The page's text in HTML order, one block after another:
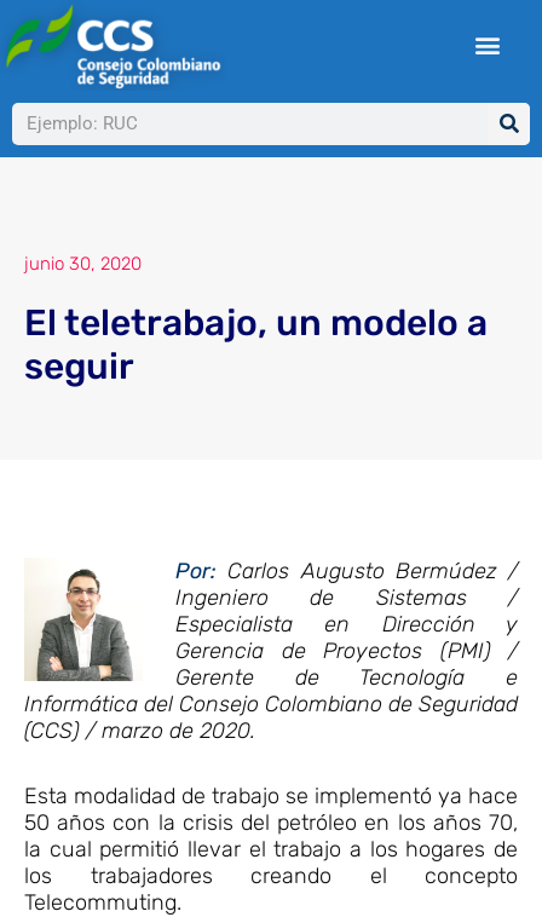
al
contenido
Buscar
junio 30, 2020
El teletrabajo, un modelo a
seguir
Por: Carlos Augusto Bermúdez /
Ingeniero de Sistemas /
Especialista en Dirección y
Gerencia de Proyectos (PMI) /
Gerente de Tecnología e
Informática del Consejo Colombiano de Seguridad
(CCS) / marzo de 2020.
Esta modalidad de trabajo se implementó ya hace
50 años con la crisis del petróleo en los años 70,
la cual permitió llevar el trabajo a los hogares de
los trabajadores creando el concepto
Telecommuting.